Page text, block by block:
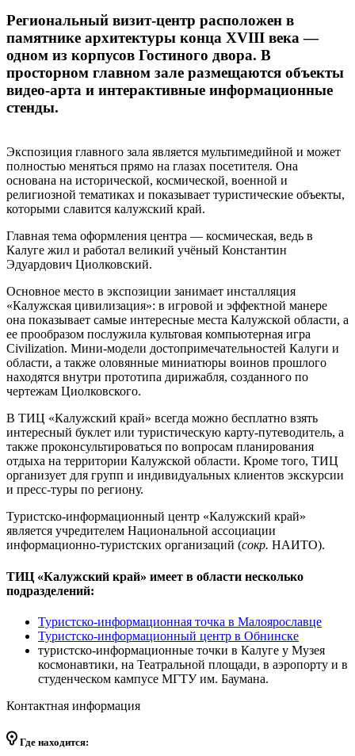
Региональный визит-центр расположен в
памятнике архитектуры конца XVIII века —
одном из корпусов Гостиного двора. В
просторном главном зале размещаются объекты
видео-арта и интерактивные информационные
стенды.
Экспозиция главного зала является мультимедийной и может
полностью меняться прямо на глазах посетителя. Она
основана на исторической, космической, военной и
религиозной тематиках и показывает туристические объекты,
которыми славится калужский край.
Главная тема оформления центра — космическая, ведь в
Калуге жил и работал великий учёный Константин
Эдуардович Циолковский.
Основное место в экспозиции занимает инсталляция
«Калужская цивилизация»: в игровой и эффектной манере
она показывает самые интересные места Калужской области, а
ее прообразом послужила культовая компьютерная игра
Civilization. Мини-модели достопримечательностей Калуги и
области, а также оловянные миниатюры воинов прошлого
находятся внутри прототипа дирижабля, созданного по
чертежам Циолковского.
В ТИЦ «Калужский край» всегда можно бесплатно взять
интересный буклет или туристическую карту-путеводитель, а
также проконсультироваться по вопросам планирования
отдыха на территории Калужской области. Кроме того, ТИЦ
организует для групп и индивидуальных клиентов экскурсии
и пресс-туры по региону.
Туристско-информационный центр «Калужский край»
является учредителем Национальной ассоциации
информационно-туристских организаций (сокр. НАИТО).
ТИЦ «Калужский край» имеет в области несколько
подразделений:
Туристско-информационная точка в Малоярославце
Туристско-информационный центр в Обнинске
туристско-информационные точки в Калуге у Музея
космонавтики, на Театральной площади, в аэропорту и в
студенческом кампусе МГТУ им. Баумана.
Контактная информация
Где находится: